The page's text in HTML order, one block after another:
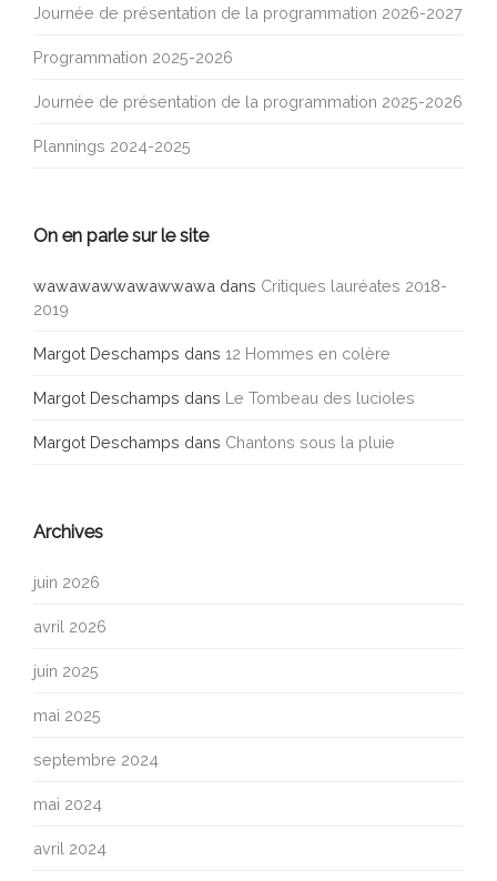
Journée de présentation de la programmation 2026-2027
Programmation 2025-2026
Journée de présentation de la programmation 2025-2026
Plannings 2024-2025
On en parle sur le site
wawawawwawawwawa dans Critiques lauréates 2018-
2019
Margot Deschamps dans 12 Hommes en colère
Margot Deschamps dans Le Tombeau des lucioles
Margot Deschamps dans Chantons sous la pluie
Archives
juin 2026
avril 2026
juin 2025
mai 2025
septembre 2024
mai 2024
avril 2024